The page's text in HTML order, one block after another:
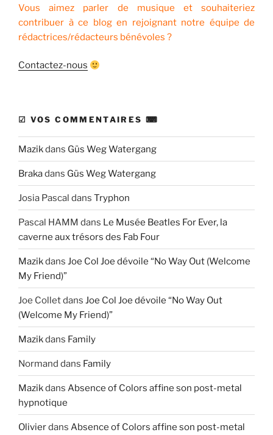
Vous aimez parler de musique et souhaiteriez
contribuer à ce blog en rejoignant notre équipe de
rédactrices/rédacteurs bénévoles ?
Contactez-nous
☑ VOS COMMENTAIRES ⌨
Mazikdans Güs Weg Watergang
Brakadans Güs Weg Watergang
Josia Pascal dans Tryphon
Pascal HAMM dans Le Musée Beatles For Ever, la
caverne aux trésors des Fab Four
Mazikdans Joe Col Joe dévoile “No Way Out (Welcome
My Friend)”
Joe Colletdans Joe Col Joe dévoile “No Way Out
(Welcome My Friend)”
Mazikdans Family
Normand dans Family
Mazikdans Absence of Colors affine son post-metal
hypnotique
Olivierdans Absence of Colors affine son post-metal